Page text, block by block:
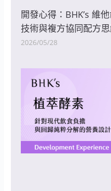
開發心得：BHK’s 維
技術與複方協同配方
2026/05/28